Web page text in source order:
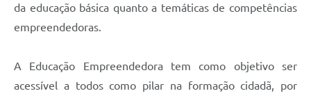
da educação básica quanto a temáticas de competências
empreendedoras.
A Educação Empreendedora tem como objetivo ser
acessível a todos como pilar na formação cidadã, por